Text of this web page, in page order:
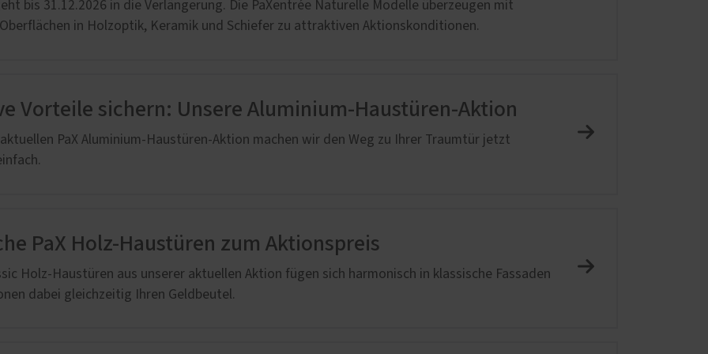
und Denkmal
Simulator
für Fenster und
bis 31.12.2026 in die Verlängerung. Die PaXentrée Naturelle Modelle überzeugen mit
in Holzoptik, Keramik und Schiefer zu attraktiven Aktionskonditionen.
Vorteile sichern: Unsere Aluminium-Haustüren-Aktion
PaX Aluminium-Haustüren-Aktion machen wir den Weg zu Ihrer Traumtür jetzt
PaX Holz-Haustüren zum Aktionspreis
Holz-Haustüren aus unserer aktuellen Aktion fügen sich harmonisch in klassische Fassaden
dabei gleichzeitig Ihren Geldbeutel.